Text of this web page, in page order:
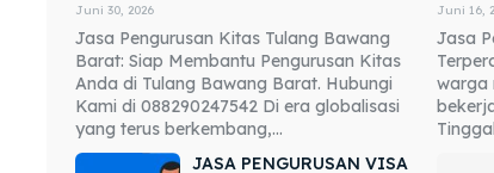
Juni 30, 2026
Jasa Pengurusan Kitas Tulang Bawang
Barat: Siap Membantu Pengurusan Kitas
Anda di Tulang Bawang Barat. Hubungi
Kami di 088290247542 Di era globalisasi
yang terus berkembang,...
Juni 16,
Jasa
warga
JASA PENGURUSAN VISA